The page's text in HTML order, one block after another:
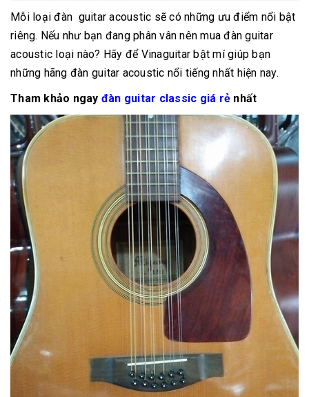
Mỗi loại đàn guitar acoustic sẽ có những ưu điểm nổi bật
riêng. Nếu như bạn đang phân vân nên mua đàn guitar
acoustic loại nào? Hãy để Vinaguitar bật mí giúp bạn
những hãng đàn guitar acoustic nổi tiếng nhất hiện nay.
Tham khảo ngay đàn guitar classic giá rẻ nhất